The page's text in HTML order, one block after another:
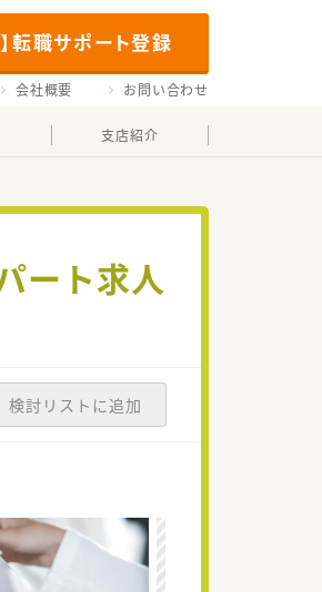
転職サポート登録
会社概要 お問い合わせ
支店紹介
ート求人
検討リストに追加